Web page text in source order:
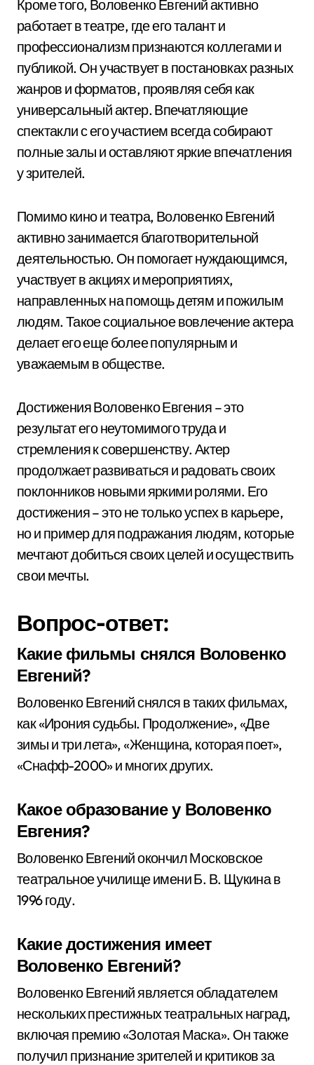
Кроме того, Воловенко Евгений активно
работает в театре, где его талант и
профессионализм признаются коллегами и
публикой. Он участвует в постановках разных
жанров и форматов, проявляя себя как
универсальный актер. Впечатляющие
спектакли с его участием всегда собирают
полные залы и оставляют яркие впечатления
у зрителей.
Помимо кино и театра, Воловенко Евгений
активно занимается благотворительной
деятельностью. Он помогает нуждающимся,
участвует в акциях и мероприятиях,
направленных на помощь детям и пожилым
людям. Такое социальное вовлечение актера
делает его еще более популярным и
уважаемым в обществе.
Достижения Воловенко Евгения – это
результат его неутомимого труда и
стремления к совершенству. Актер
продолжает развиваться и радовать своих
поклонников новыми яркими ролями. Его
достижения – это не только успех в карьере,
но и пример для подражания людям, которые
мечтают добиться своих целей и осуществить
свои мечты.
Вопрос-ответ:
Какие фильмы снялся Воловенко
Евгений?
Воловенко Евгений снялся в таких фильмах,
как «Ирония судьбы. Продолжение», «Две
зимы и три лета», «Женщина, которая поет»,
«Снафф-2000» и многих других.
Какое образование у Воловенко
Евгения?
Воловенко Евгений окончил Московское
театральное училище имени Б. В. Щукина в
1996 году.
Какие достижения имеет
Воловенко Евгений?
Воловенко Евгений является обладателем
нескольких престижных театральных наград,
включая премию «Золотая Маска». Он также
получил признание зрителей и критиков за